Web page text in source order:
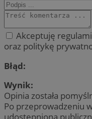
Akceptuję
oraz politykę
Błąd:
Wynik:
Opinia została
Po przeprowadzeniu
udostępniona